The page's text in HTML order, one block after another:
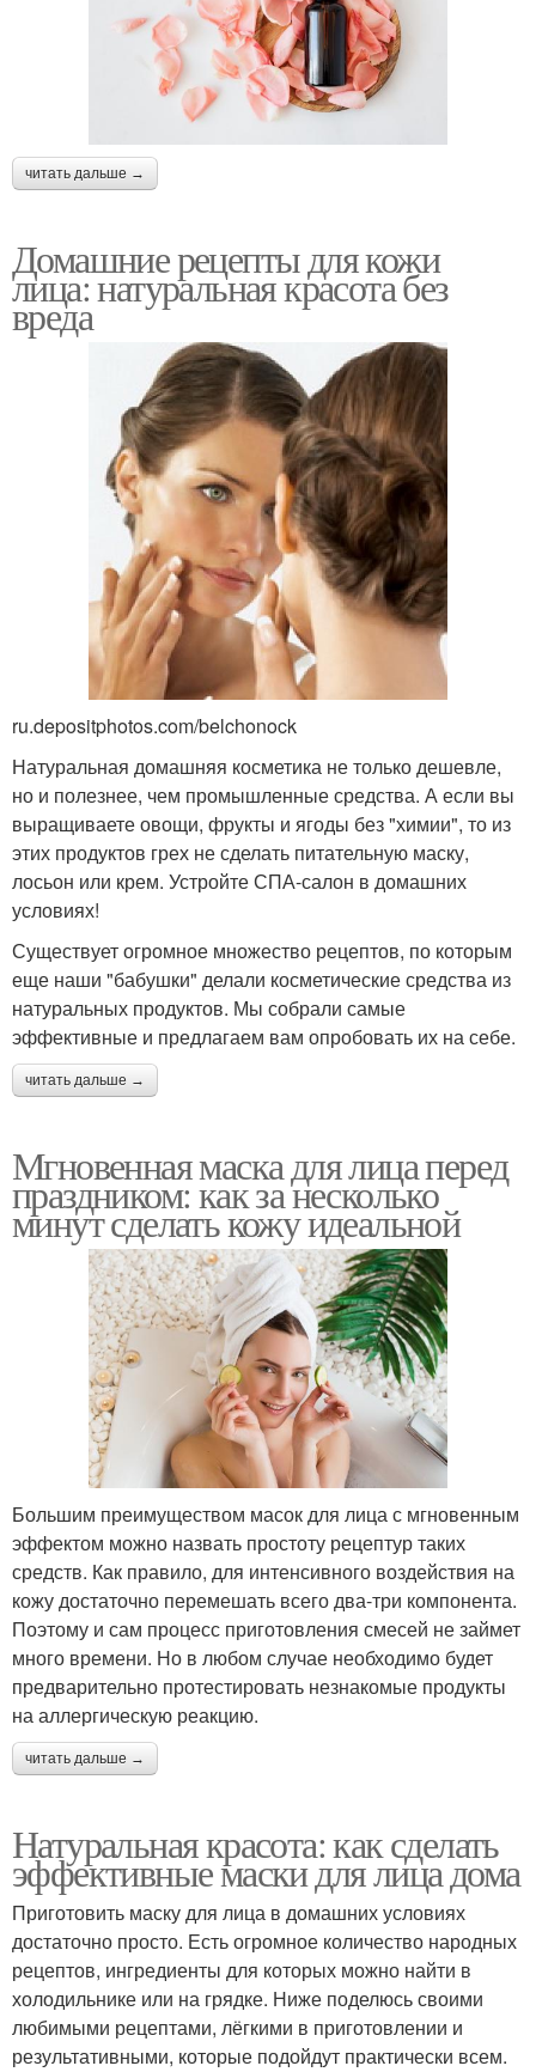
читать дальше →
Домашние рецепты для кожи
лица: натуральная красота без
вреда
ru.depositphotos.com/belchonock
Натуральная домашняя косметика не только дешевле,
но и полезнее, чем промышленные средства. А если вы
выращиваете овощи, фрукты и ягоды без "химии", то из
этих продуктов грех не сделать питательную маску,
лосьон или крем. Устройте СПА-салон в домашних
условиях!
Существует огромное множество рецептов, по которым
еще наши "бабушки" делали косметические средства из
натуральных продуктов. Мы собрали самые
эффективные и предлагаем вам опробовать их на себе.
читать дальше →
Мгновенная маска для лица перед
праздником: как за несколько
минут сделать кожу идеальной
Большим преимуществом масок для лица с мгновенным
эффектом можно назвать простоту рецептур таких
средств. Как правило, для интенсивного воздействия на
кожу достаточно перемешать всего два-три компонента.
Поэтому и сам процесс приготовления смесей не займет
много времени. Но в любом случае необходимо будет
предварительно протестировать незнакомые продукты
на аллергическую реакцию.
читать дальше →
Натуральная красота: как сделать
эффективные маски для лица дома
Приготовить маску для лица в домашних условиях
достаточно просто. Есть огромное количество народных
рецептов, ингредиенты для которых можно найти в
холодильнике или на грядке. Ниже поделюсь своими
любимыми рецептами, лёгкими в приготовлении и
результативными, которые подойдут практически всем.